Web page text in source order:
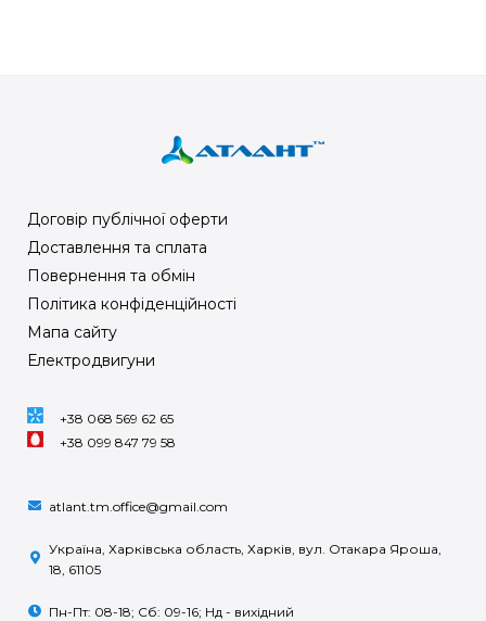
Договір публічної оферти
Доставлення та сплата
Повернення та обмін
Політика конфіденційності
Мапа сайту
Електродвигуни
+38 068 569 62 65
+38 099 847 79 58
atlant.tm.office@gmail.com
Україна, Харківська область, Харків, вул. Отакара Яроша,
18, 61105
Пн-Пт: 08-18; Сб: 09-16; Нд - вихідний